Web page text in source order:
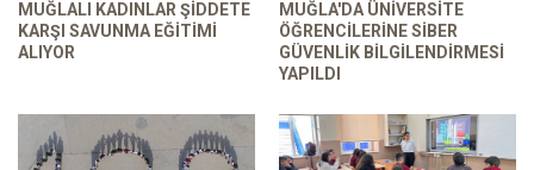
MUĞLALI KADINLAR ŞIDDETE
KARŞI SAVUNMA EĞITIMI
ALIYOR
MUĞLA'DA ÜNIVERSITE
ÖĞRENCILERINE SIBER
GÜVENLIK BILGILENDIRMESI
YAPILDI